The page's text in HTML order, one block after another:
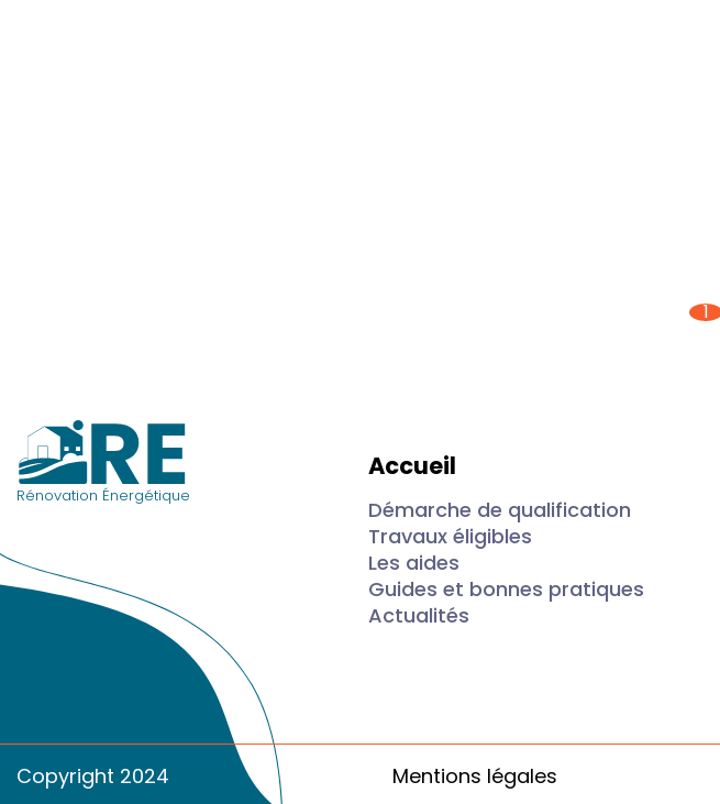
1
Rénovation Énergétique
Accueil
Démarche de qualification
Travaux éligibles
Les aides
Guides et bonnes pratiques
Actualités
Copyright 2024 Mentions légales